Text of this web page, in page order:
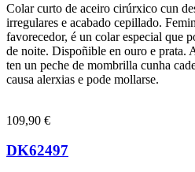
Colar curto de aceiro cirúrxico cun
irregulares e acabado cepillado.
favorecedor, é un colar especial que
de noite. Dispoñible en ouro e prata.
ten un peche de mombrilla cunha
causa alerxias e pode mollarse.
109,90 €
DK62497